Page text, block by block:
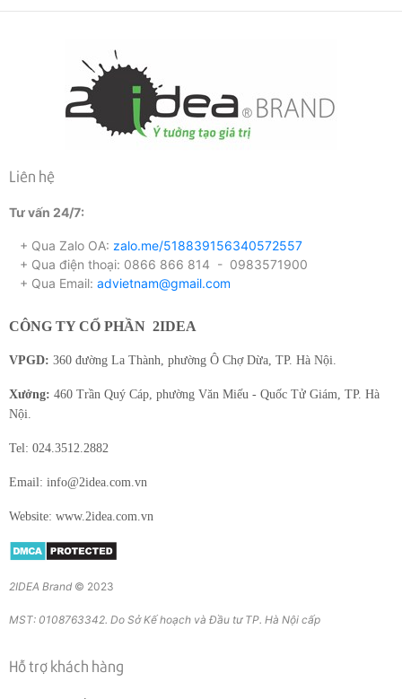
Liên hệ
Tư vấn 24/7:
+ Qua Zalo OA: zalo.me/518839156340572557
+ Qua điện thoại: 0866 866 814 - 0983571900
+ Qua Email: advietnam@gmail.com
CÔNG TY CỔ PHẦN 2IDEA
VPGD: 360 đường La Thành, phường Ô Chợ Dừa, TP. Hà Nội.
Xưởng: 460 Trần Quý Cáp, phường Văn Miếu - Quốc Tử Giám, TP. Hà
Nội.
Tel: 024.3512.2882
Email: info@2idea.com.vn
Website: www.2idea.com.vn
2IDEA Brand © 2023
MST: 0108763342. Do Sở Kế hoạch và Đầu tư TP. Hà Nội cấp
Hỗ trợ khách hàng